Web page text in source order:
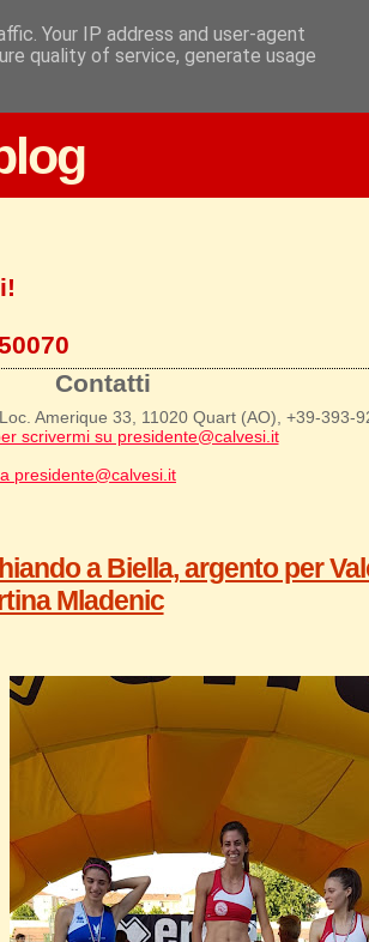
Contatti
Amerique 33, 11020 Quart (AO), +39-393-
scrivermi su presidente@calvesi.it
presidente@calvesi.it
a Biella, argento per
Mladenic
Your IP address and user-agent
quality of service, generate usage